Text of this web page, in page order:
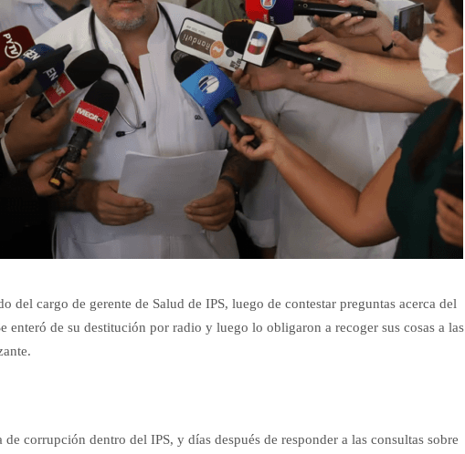
del cargo de gerente de Salud de IPS, luego de contestar preguntas acerca del
enteró de su destitución por radio y luego lo obligaron a recoger sus cosas a las
corrupción dentro del IPS, y días después de responder a las consultas sobre